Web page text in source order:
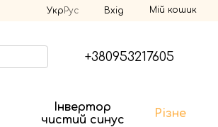
УкрРус Вхід Мій кошик
+380953217605
Інвертор
чистий синус
Різне